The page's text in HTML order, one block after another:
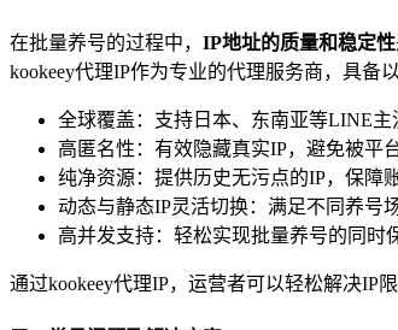
在批量养号的过程中， IP地址的质量和稳定性
kookeey代理IP作为专业的代理服务商，具备
全球覆盖：支持日本、东南亚等LINE主
高匿名性：有效隐藏真实IP，避免被平
纯净资源：提供历史无污点的IP，保障
动态与静态IP灵活切换：满足不同养号
高并发支持：轻松实现批量养号的同时
通过kookeey代理IP，运营者可以轻松解决IP